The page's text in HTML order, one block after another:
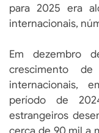
para 2025 era
internacionais,
Em dezembro
crescimento
internacionais,
período de
estrangeiros